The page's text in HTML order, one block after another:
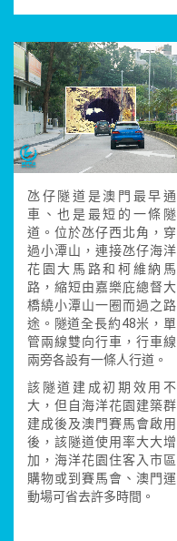
氹仔隧道是澳門最早通
車、也是最短的一條隧
道。位於氹仔西北角，穿
過小潭山，連接氹仔海洋
花園大馬路和柯維納馬
路，縮短由嘉樂庇總督大
橋繞小潭山一圈而過之路
途。隧道全長約48米，單
管兩線雙向行車，行車線
兩旁各設有一條人行道。
該隧道建成初期效用不
大，但自海洋花園建築群
建成後及澳門賽馬會啟用
後，該隧道使用率大大增
加，海洋花園住客入市區
購物或到賽馬會、澳門運
動場可省去許多時間。